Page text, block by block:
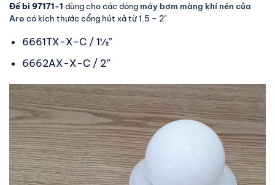
Đế bi 97171-1 dùng cho các dòngmáy bơm màng khí nén của
Aro có kích thước cổng hút xả từ 1.5 – 2″
6661TX-X-C / 1½”
6662AX-X-C / 2”